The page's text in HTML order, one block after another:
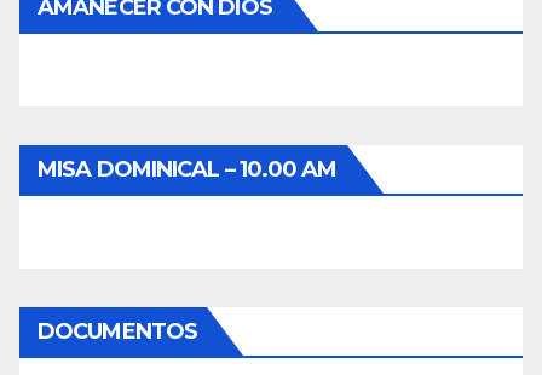
AMANECER CON DIOS
MISA DOMINICAL – 10.00 AM
DOCUMENTOS